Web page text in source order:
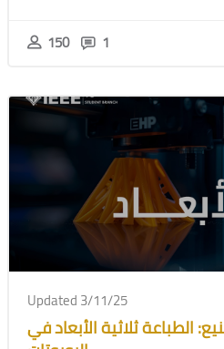
150 1
Updated 3/11/25
الطباعة ثلاثية الأبعاد في